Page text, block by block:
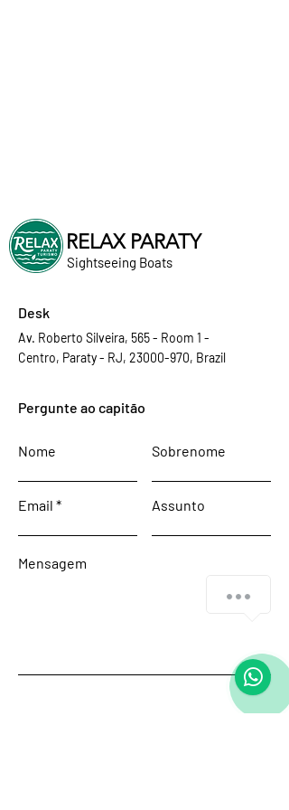
RELAX PARATY
Sightseeing Boats
Desk
Av. Roberto Silveira, 565 - Room 1 -
Centro, Paraty - RJ, 23000-970, Brazil
Pergunte ao capitão
Nome Sobrenome
Email Assunto
Mensagem